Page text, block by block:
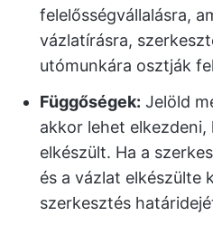
felelősségvállalásra,
vázlatírásra,
utómunkára osztják
Függőségek: Jelöld
akkor lehet elkezdeni,
elkészült. Ha a
és a vázlat elkészülte
szerkesztés